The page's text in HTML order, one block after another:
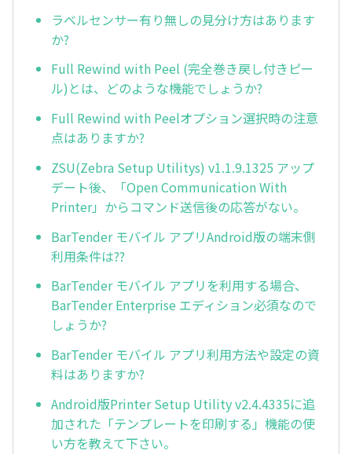
ラベルセンサー有り無しの見分け方はあります
か?
Full Rewind with Peel (完全巻き戻し付きピー
ル)とは、どのような機能でしょうか?
Full Rewind with Peelオプション選択時の注意
点はありますか?
ZSU(Zebra Setup Utilitys) v1.1.9.1325 アップ
デート後、「Open Communication With
Printer」からコマンド送信後の応答がない。
BarTender モバイル アプリAndroid版の端末側
利用条件は??
BarTender モバイル アプリを利用する場合、
BarTender Enterprise エディション必須なので
しょうか?
BarTender モバイル アプリ利用方法や設定の資
料はありますか?
Android版Printer Setup Utility v2.4.4335に追
加された「テンプレートを印刷する」機能の使
い方を教えて下さい。